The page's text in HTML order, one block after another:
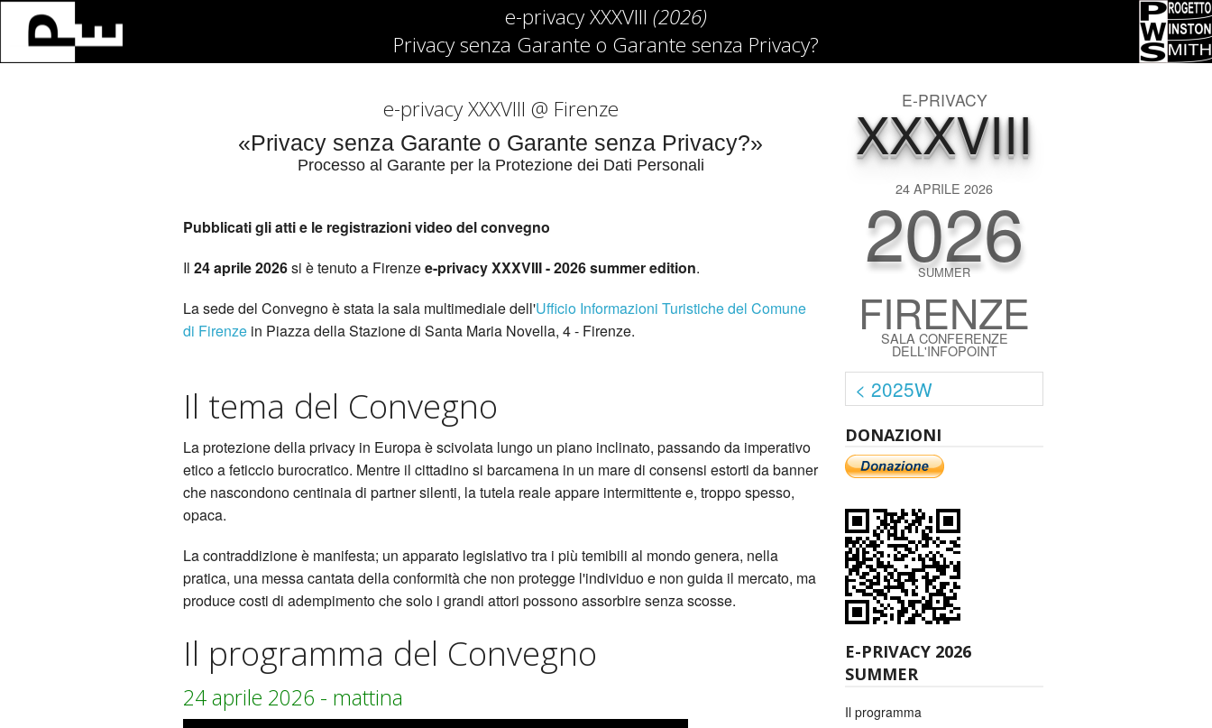
e-privacy XXXVIII (2026)
Privacy senza Garante o Garante senza Privacy?
e-privacy XXXVIII @ Firenze
«Privacy senza Garante o Garante senza Privacy?»
Processo al Garante per la Protezione dei Dati Personali
Pubblicati gli atti e le registrazioni video del convegno
Il 24 aprile 2026si è tenuto a Firenzee-privacy XXXVIII - 2026 summer edition.
La sede del Convegno è stata la sala multimediale dell'Ufficio Informazioni Turistiche del Comune
di Firenze in Piazza della Stazione di Santa Maria Novella, 4 - Firenze.
Il tema del Convegno
La protezione della privacy in Europa è scivolata lungo un piano inclinato, passando da imperativo
etico a feticcio burocratico. Mentre il cittadino si barcamena in un mare di consensi estorti da banner
che nascondono centinaia di partner silenti, la tutela reale appare intermittente e, troppo spesso,
opaca.
La contraddizione è manifesta; un apparato legislativo tra i più temibili al mondo genera, nella
pratica, una messa cantata della conformità che non protegge l'individuo e non guida il mercato, ma
produce costi di adempimento che solo i grandi attori possono assorbire senza scosse.
Il programma del Convegno
24 aprile 2026 - mattina
E-PRIVACY
XXXVIII
24 APRILE 2026
2026
SUMMER
FIRENZE
SALA CONFERENZE
DELL'INFOPOINT
< 2025W
DONAZIONI
E-PRIVACY 2026
SUMMER
Il programma